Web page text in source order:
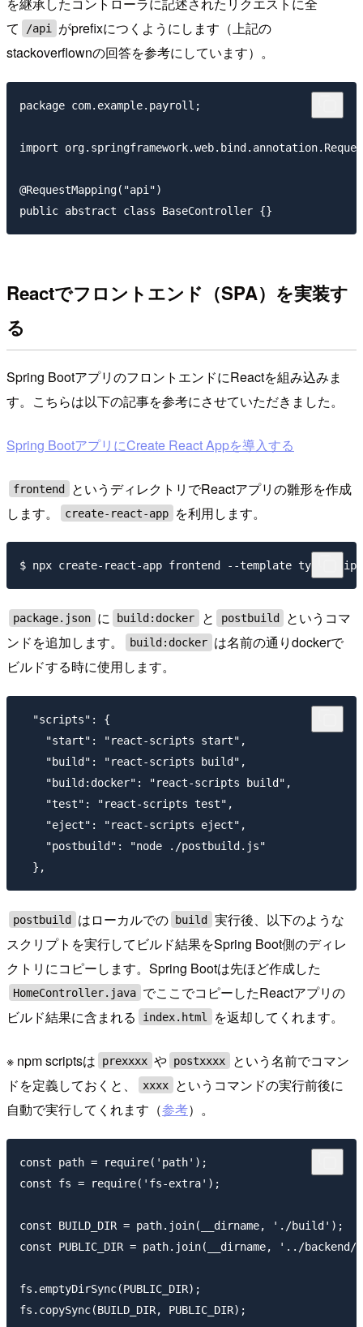
て
/api
がprefixにつくようにします（上記の
stackoverflownの回答を参考にしています）。
package com.example.payroll;
import
@RequestMapping("api")
Reactでフロントエンド（SPA）を実装す
る
Spring BootアプリのフロントエンドにReactを組み込みま
す。こちらは以下の記事を参考にさせていただきました。
Spring BootアプリにCreate React Appを導入する
frontend
というディレクトリでReactアプリの雛形を作成
します。
create-react-app を利用します。
package.json に build:docker と postbuild
というコマ
ンドを追加します。
build:docker は名前の通りdockerで
ビルドする時に使用します。
  "scripts": {
    "start": "react-scripts start",
    "build": "react-scripts build",
    "build:docker": "react-scripts build",
    "test": "react-scripts test",
    "eject": "react-scripts eject",
    "postbuild": "node ./postbuild.js"
postbuild はローカルでの build
実行後、以下のような
スクリプトを実行してビルド結果をSpring Boot側のディレ
クトリにコピーします。Spring Bootは先ほど作成した
HomeController.java でここでコピーしたReactアプリの
ビルド結果に含まれる
index.html を返却してくれます。
※ npm scriptsは prexxxx や postxxxx
という名前でコマン
ドを定義しておくと、
xxxx
というコマンドの実行前後に
自動で実行してくれます（参考）。
const path = require('path');
const fs = require('fs-extra');
const BUILD_DIR = path.join(__dirname, './build');
const PUBLIC_DIR = path.join(__dirname, '../
fs.emptyDirSync(PUBLIC_DIR);